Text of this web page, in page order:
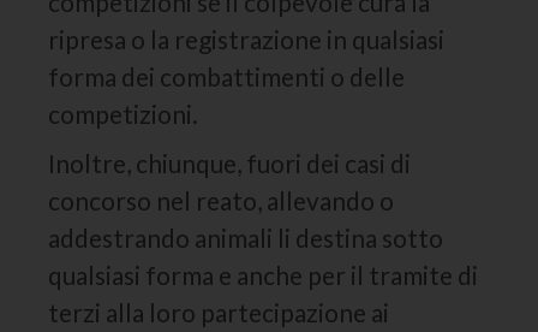
ripresa o la registrazione in qualsiasi
forma dei combattimenti o delle
competizioni.
Inoltre, chiunque, fuori dei casi di
concorso nel reato, allevando o
addestrando animali li destina sotto
qualsiasi forma e anche per il tramite di
terzi alla loro partecipazione ai